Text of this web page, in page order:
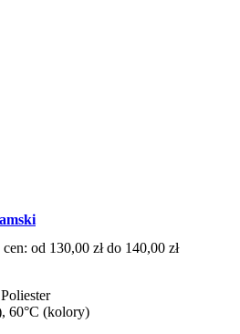
od 130,00 zł do 140,00 zł
60°C (kolory)